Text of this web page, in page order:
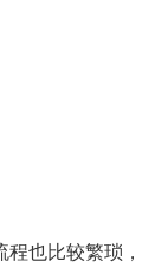
也比较繁琐